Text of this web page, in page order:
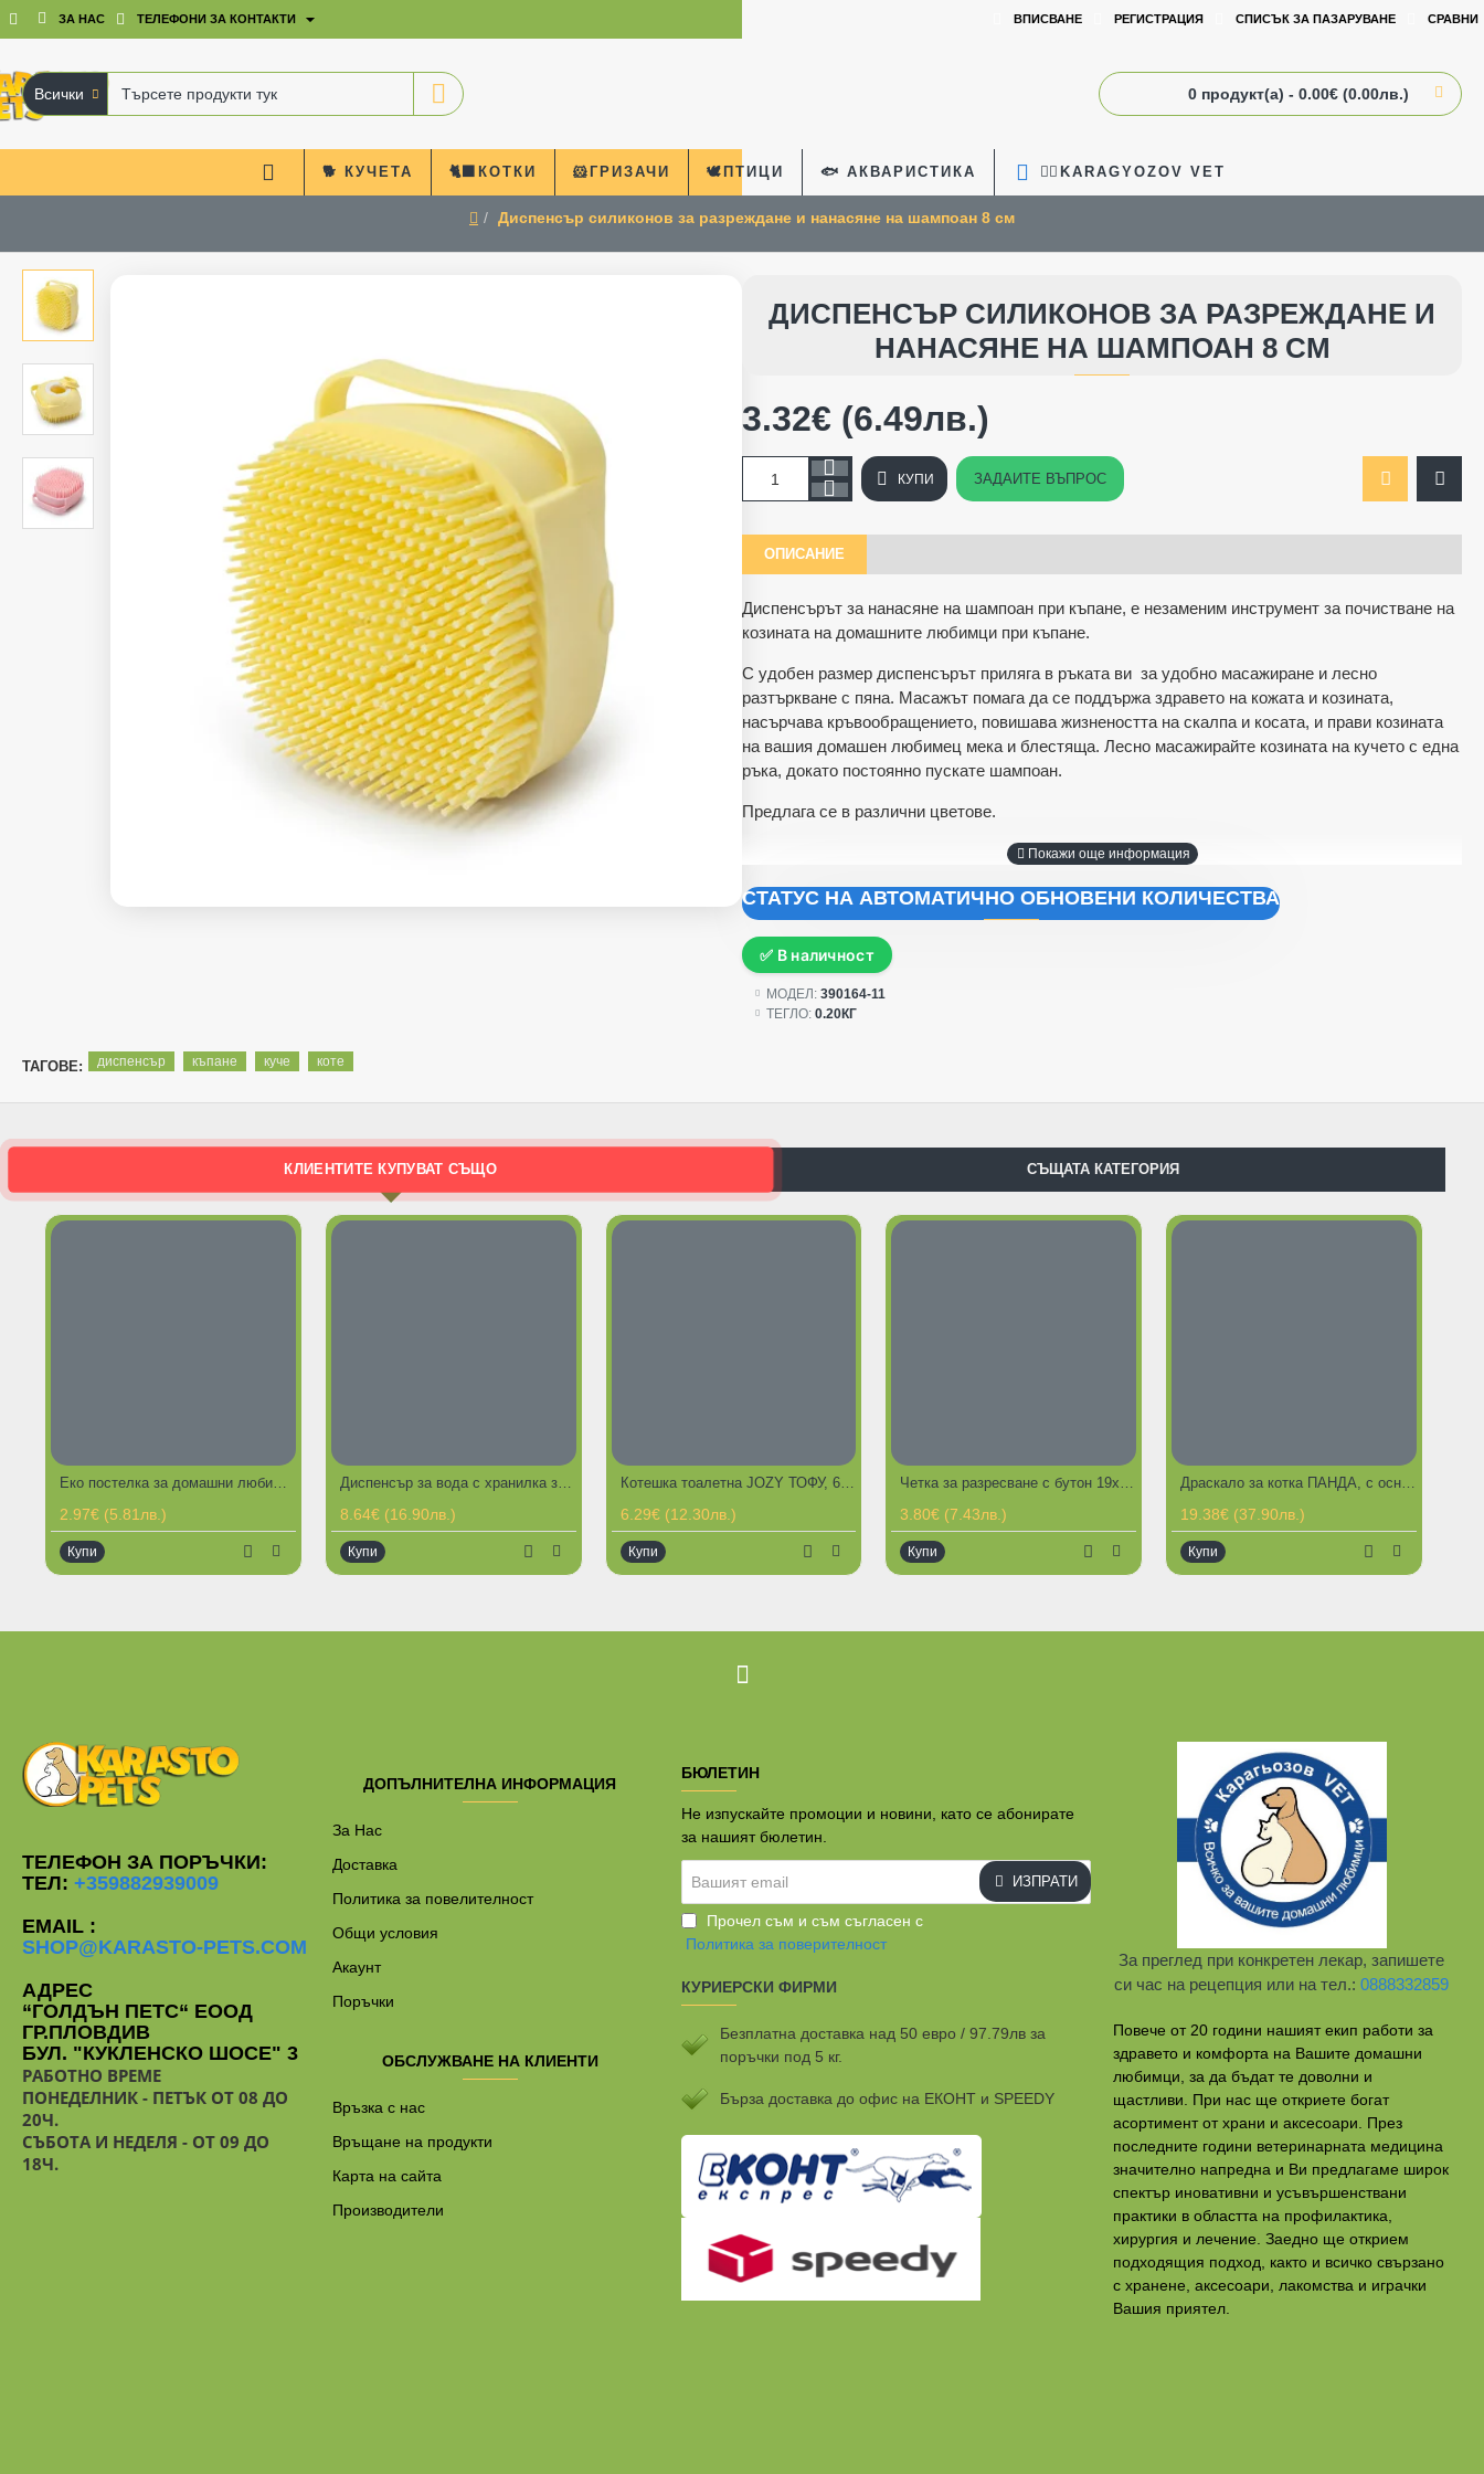
ЗА НАС ТЕЛЕФОНИ ЗА КОНТАКТИ ВПИСВАНЕ РЕГИСТРАЦИЯ СПИСЪК ЗА ПАЗАРУВАНЕ СРАВНИ
Всички
Търсете
продукти
тук
0 продукт(а) - 0.00€ (0.00лв.)
🐕 КУЧЕТА 🐈‍⬛КОТКИ 🐹ГРИЗАЧИ 🕊️ПТИЦИ 🐟 АКВАРИСТИКА 🧑‍⚕️KARAGYOZOV VET
Диспенсър силиконов за разреждане и нанасяне на шампоан 8 см
ДИСПЕНСЪР СИЛИКОНОВ ЗА РАЗРЕЖДАНЕ И
НАНАСЯНЕ НА ШАМПОАН 8 СМ
ОПИСАНИЕ
Диспенсърът за нанасяне на шампоан при къпане, е незаменим инструмент за почистване на
козината на домашните любимци при къпане.
С удобен размер диспенсърът приляга в ръката ви за удобно масажиране и лесно
разтъркване с пяна. Масажът помага да се поддържа здравето на кожата и козината,
насърчава кръвообращението, повишава жизнеността на скалпа и косата, и прави козината
на вашия домашен любимец мека и блестяща. Лесно масажирайте козината на кучето с една
ръка, докато постоянно пускате шампоан.
Предлага се в различни цветове.
СТАТУС НА АВТОМАТИЧНО ОБНОВЕНИ КОЛИЧЕСТВА
✅ В наличност
МОДЕЛ: 390164-11
ТЕГЛО: 0.20КГ
3.32€ (6.49лв.)
КУПИ ЗАДАЙТЕ ВЪПРОС
ТАГОВЕ: диспенсър къпане куче коте
КЛИЕНТИТЕ КУПУВАТ СЪЩО СЪЩАТА КАТЕГОРИЯ
ГОРЕЩИ ПРЕДЛОЖЕНИЯ
2.97€ (5.81лв.)
Купи
Диспенсър за вода с хранилка заоблена
8.64€ (16.90лв.)
Купи
ГОРЕЩИ ПРЕДЛОЖЕНИЯ
Котешка тоалетна JOZY ТОФУ, 6 литра - 2,5кг, с аромат на зелен чай
6.29€ (12.30лв.)
Купи
3.80€ (7.43лв.)
Купи
19.38€ (37.90лв.)
Купи
ТЕЛЕФОН ЗА ПОРЪЧКИ:
ТЕЛ: +359882939009
EMAIL :
SHOP@KARASTO-PETS.COM
АДРЕС
“ГОЛДЪН ПЕТС“ ЕООД
ГР.ПЛОВДИВ
БУЛ. "КУКЛЕНСКО ШОСЕ" 3
РАБОТНО ВРЕМЕ
ПОНЕДЕЛНИК - ПЕТЪК ОТ 08 ДО
20Ч.
СЪБОТА И НЕДЕЛЯ - ОТ 09 ДО
18Ч.
ДОПЪЛНИТЕЛНА ИНФОРМАЦИЯ
За Нас
Доставка
Политика за повелителност
Общи условия
Акаунт
Поръчки
ОБСЛУЖВАНЕ НА КЛИЕНТИ
Връзка с нас
Връщане на продукти
Карта на сайта
Производители
БЮЛЕТИН
Не изпускайте промоции и новини, като се абонирате
за нашият бюлетин.
email
ИЗПРАТИ
Прочел съм и съм съгласен с
Политика за поверителност
КУРИЕРСКИ ФИРМИ
Безплатна доставка над 50 евро / 97.79лв за
поръчки под 5 кг.
Бързa доставка до офис на ЕКОНТ и SPEEDY
За преглед при конкретен лекар, запишете
си час на рецепция или на тел.:0888332859
Повече от 20 години нашият екип работи за
здравето и комфорта на Вашите домашни
любимци, за да бъдат те доволни и
щастливи. При нас ще откриете богат
асортимент от храни и аксесоари. През
последните години ветеринарната медицина
значително напредна и Ви предлагаме широк
спектър иновативни и усъвършенствани
практики в областта на профилактикa,
хирургия и лечение. Заедно ще открием
подходящия подход, както и всичко свързано
с хранене, аксесоари, лакомства и играчки
Вашия приятел.